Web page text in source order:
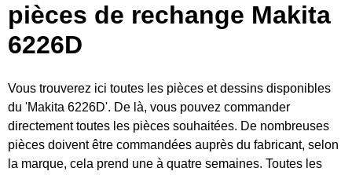
pièces de rechange Makita
6226D
Vous trouverez ici toutes les pièces et dessins disponibles
du 'Makita 6226D'. De là, vous pouvez commander
directement toutes les pièces souhaitées. De nombreuses
pièces doivent être commandées auprès du fabricant, selon
la marque, cela prend une à quatre semaines. Toutes les